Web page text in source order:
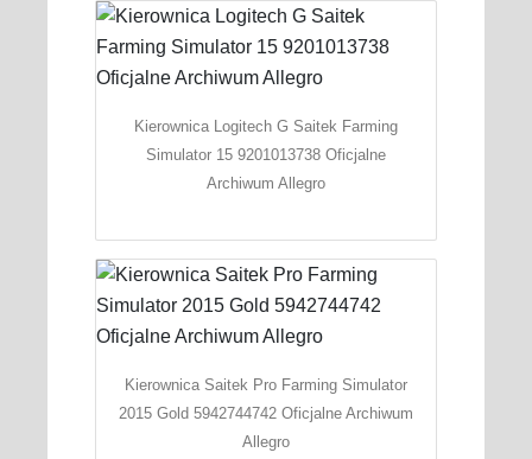
Kierownica Logitech G Saitek Farming
Simulator 15 9201013738 Oficjalne
Archiwum Allegro
Kierownica Saitek Pro Farming Simulator
2015 Gold 5942744742 Oficjalne Archiwum
Allegro